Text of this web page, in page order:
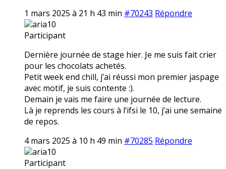
1 mars 2025 à 21 h 43 min #70243 Répondre
aria10
Participant
Dernière journée de stage hier. Je me suis fait crier
pour les chocolats achetés.
Petit week end chill, j’ai réussi mon premier jaspage
avec motif, je suis contente :).
Demain je vais me faire une journée de lecture.
Là je reprends les cours à l’ifsi le 10, j’ai une semaine
de repos.
4 mars 2025 à 10 h 49 min #70285 Répondre
aria10
Participant